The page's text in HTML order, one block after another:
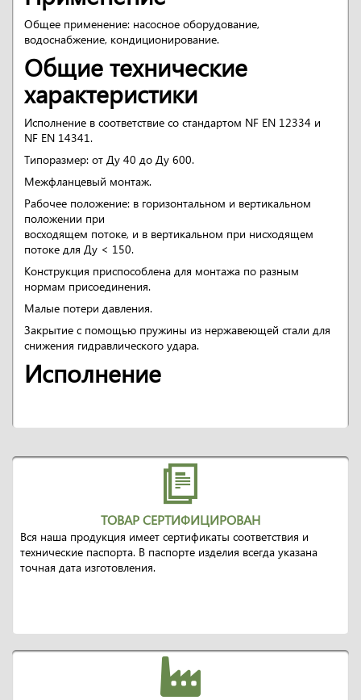
Общее применение: насосное оборудование,
водоснабжение, кондиционирование.
Общие технические
характеристики
Исполнение в соответствие со стандартом NF EN 12334 и
NF EN 14341.
Типоразмер: от Ду 40 до Ду 600.
Межфланцевый монтаж.
Рабочее положение: в горизонтальном и вертикальном
положении при
восходящем потоке, и в вертикальном при нисходящем
потоке для Ду < 150.
Конструкция приспособлена для монтажа по разным
нормам присоединения.
Малые потери давления.
Закрытие с помощью пружины из нержавеющей стали для
снижения гидравлического удара.
Исполнение
ТОВАР СЕРТИФИЦИРОВАН
Вся наша продукция имеет сертификаты соответствия и
технические паспорта. В паспорте изделия всегда указана
точная дата изготовления.